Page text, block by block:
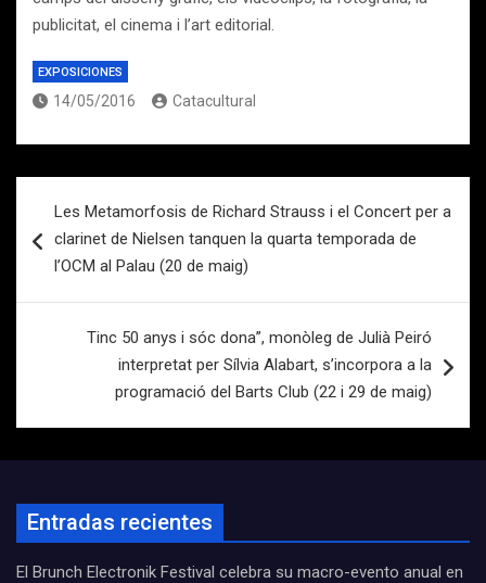
publicitat, el cinema i l’art editorial.
EXPOSICIONES
14/05/2016 Catacultural
de
entradas
Les Metamorfosis de Richard Strauss i el Concert per a
clarinet de Nielsen tanquen la quarta temporada de
l’OCM al Palau (20 de maig)
Tinc 50 anys i sóc dona”, monòleg de Julià Peiró
interpretat per Sílvia Alabart, s’incorpora a la
programació del Barts Club (22 i 29 de maig)
Entradas recientes
El Brunch Electronik Festival celebra su macro-evento anual en